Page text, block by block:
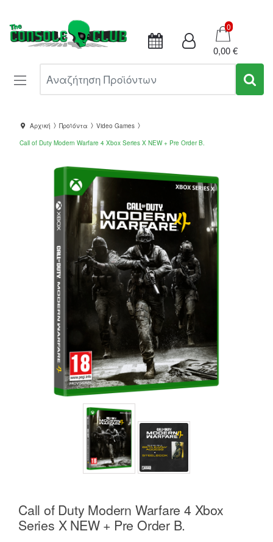
Καλάθι
0
0,00 €
Αρχική Προϊόντα
Video Games
Call of Duty Modern Warfare 4 Xbox Series X NEW + Pre Order B.
Call of Duty Modern Warfare 4 Xbox
Series X NEW + Pre Order B.